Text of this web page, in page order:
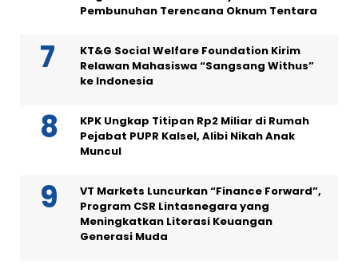
Pembunuhan Terencana Oknum Tentara
KT&G Social Welfare Foundation Kirim
Relawan Mahasiswa “Sangsang Withus”
ke Indonesia
KPK Ungkap Titipan Rp2 Miliar di Rumah
Pejabat PUPR Kalsel, Alibi Nikah Anak
Muncul
VT Markets Luncurkan “Finance Forward”,
Program CSR Lintasnegara yang
Meningkatkan Literasi Keuangan
Generasi Muda